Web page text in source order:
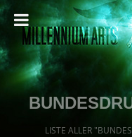
LISTE ALLER